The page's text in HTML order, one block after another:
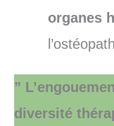
organes
”
diversité